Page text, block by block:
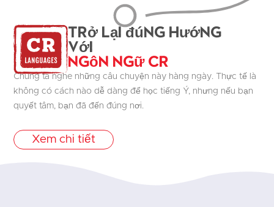
Trở lại đúng hướng
với
Ngôn ngữ CR
Chúng ta nghe những câu chuyện này hàng ngày. Thực tế là
không có cách nào dễ dàng để học tiếng Ý, nhưng nếu bạn
quyết tâm, bạn đã đến đúng nơi.
Xem chi tiết